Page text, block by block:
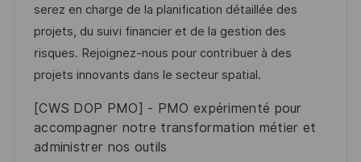
n
g
d
e
r
V
r
ö
D
g
o
r
i
serez en charge de la planification détaillée des
projets, du suivi financier et de la gestion des
risques. Rejoignez-nous pour contribuer à des
projets innovants dans le secteur spatial.
[CWS DOP PMO] - PMO expérimenté pour
accompagner notre transformation métier et
administrer nos outils